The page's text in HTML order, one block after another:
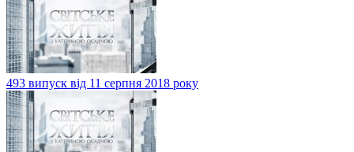
493 випуск від 11 серпня 2018 року